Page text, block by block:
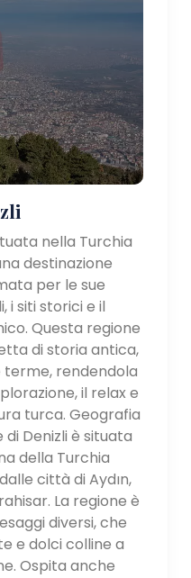
nella Turchia
destinazione
per le sue
i siti storici e il
Questa regione
di storia antica,
terme, rendendola
il relax e
turca. Geografia
di Denizli è situata
della Turchia
città di Aydın,
La regione è
diversi, che
e dolci colline a
Ospita anche